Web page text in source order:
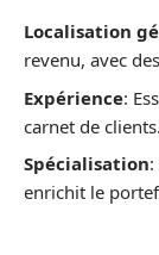
Localisation
revenu, avec
Expérience:
carnet de clients.
Spécialisation
enrichit le